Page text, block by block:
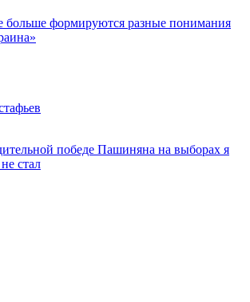
больше формируются разные понимания
победе Пашиняна на выборах я
стал